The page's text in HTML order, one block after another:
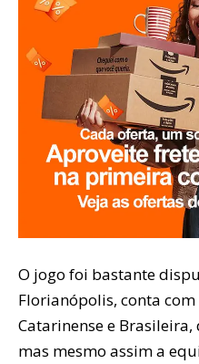
O jogo foi bastante
Florianópolis, conta com
Catarinense e
mas mesmo assim a